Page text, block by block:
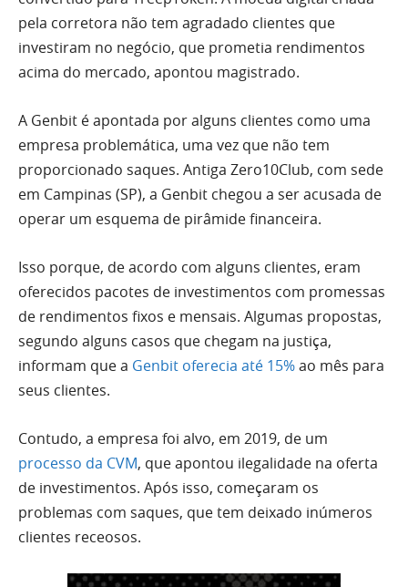
pela corretora não tem agradado clientes que
investiram no negócio, que prometia rendimentos
acima do mercado, apontou magistrado.
A Genbit é apontada por alguns clientes como uma
empresa problemática, uma vez que não tem
proporcionado saques. Antiga Zero10Club, com sede
em Campinas (SP), a Genbit chegou a ser acusada de
operar um esquema de pirâmide financeira.
Isso porque, de acordo com alguns clientes, eram
oferecidos pacotes de investimentos com promessas
de rendimentos fixos e mensais. Algumas propostas,
segundo alguns casos que chegam na justiça,
informam que a Genbit oferecia até 15%ao mês para
seus clientes.
Contudo, a empresa foi alvo, em 2019, de um
processo da CVM, que apontou ilegalidade na oferta
de investimentos. Após isso, começaram os
problemas com saques, que tem deixado inúmeros
clientes receosos.